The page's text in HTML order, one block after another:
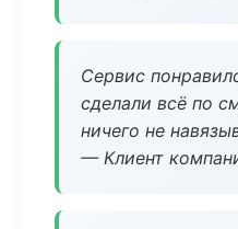
Сервис
сделали всё по
ничего не
— Клиент